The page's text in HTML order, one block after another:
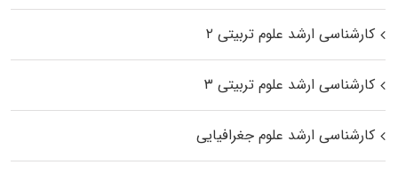
کارشناسی ارشد علوم تربیتی ۲
کارشناسی ارشد علوم تربیتی ۳
کارشناسی ارشد علوم جغرافیایی